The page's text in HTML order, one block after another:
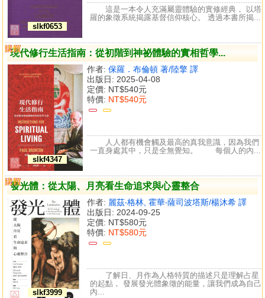
slkf0653
這是一本令人充滿屬靈體驗的實修經典， 以塔
羅的象徵系統揭露基督信仰核心。 透過本書所揭...
現代修行生活指南：從初階到神祕體驗的實相哲學...
slkf4347
作者: 保羅．布倫頓 著/陸擎 譯
出版日: 2025-04-08
定價: NT$540元
特價: NT$540元
購買
比較
人人都有機會觸及最高的真我意識，因為我們
一直身處其中，只是全無覺知。 每個人的內...
發光體：從太陽、月亮看生命追求與心靈整合
slkf3999
作者: 麗茲‧格林, 霍華‧薩司波塔斯/楊沐希 譯
出版日: 2024-09-25
定價: NT$580元
特價: NT$580元
購買
比較
了解日、月作為人格特質的描述只是理解占星
的起點， 發展發光體象徵的能量，讓我們成為自己
內...